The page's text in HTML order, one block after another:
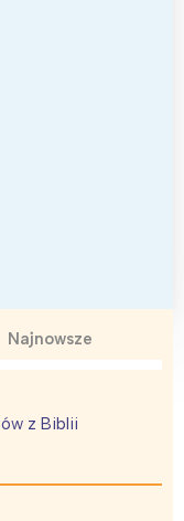
Najnowsze
z Biblii